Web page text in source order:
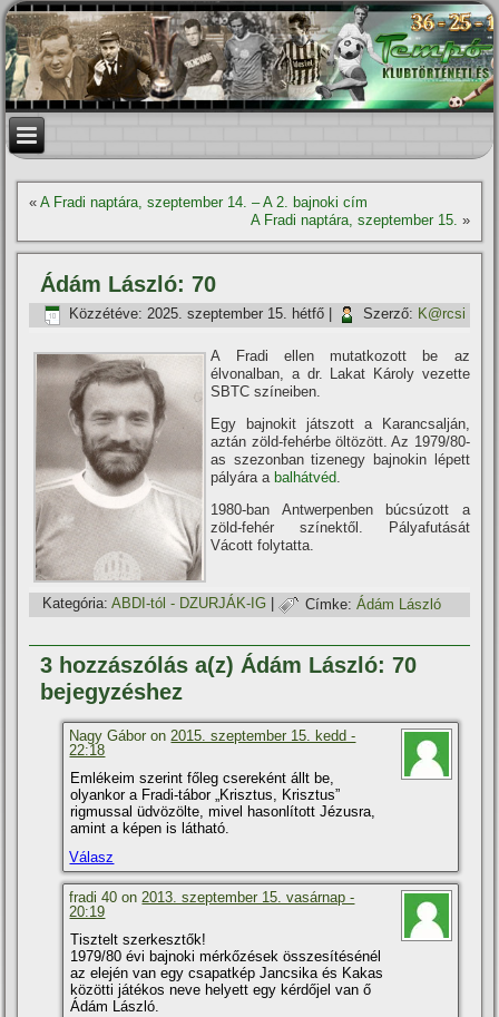
«A Fradi naptára, szeptember 14. – A 2. bajnoki cí­m
A Fradi naptára, szeptember 15. »
Ádám László: 70
Közzétéve: 2025. szeptember 15. hétfő Szerző: K@rcsi
A Fradi ellen mutatkozott be az
élvonalban, a dr. Lakat Károly vezette
SBTC szí­neiben.
Egy bajnokit játszott a Karancsalján,
aztán zöld-fehérbe öltözött. Az 1979/80-
as szezonban tizenegy bajnokin lépett
pályára a balhátvéd.
1980-ban Antwerpenben búcsúzott a
zöld-fehér szí­nektől. Pályafutását
Vácott folytatta.
Kategória: ABDI-tól - DZURJÁK-IG | Címke: Ádám László
3 hozzászólás a(z) Ádám László: 70
bejegyzéshez
Nagy Gábor on2015. szeptember 15. kedd -
22:18
Emlékeim szerint főleg csereként állt be,
olyankor a Fradi-tábor „Krisztus, Krisztus”
rigmussal üdvözölte, mivel hasonlí­tott Jézusra,
amint a képen is látható.
Válasz
fradi 40 on2013. szeptember 15. vasárnap -
20:19
Tisztelt szerkesztők!
1979/80 évi bajnoki mérkőzések összesí­tésénél
az elején van egy csapatkép Jancsika és Kakas
közötti játékos neve helyett egy kérdőjel van ő
Ádám László.